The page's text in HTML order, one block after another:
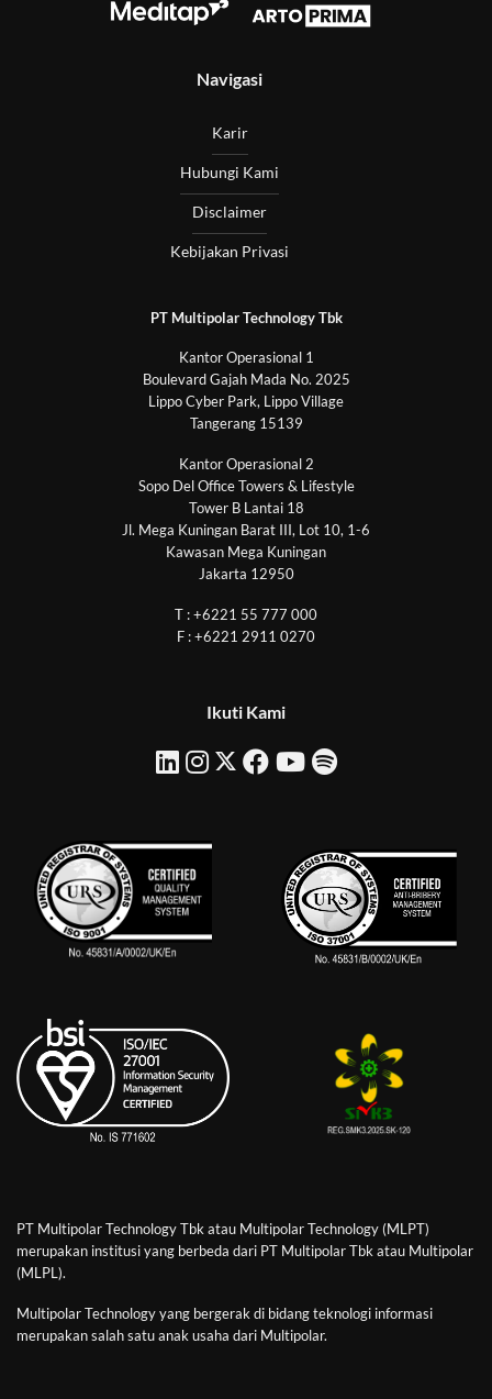
Navigasi
Karir
Hubungi Kami
Disclaimer
Kebijakan Privasi
PT Multipolar Technology Tbk
Kantor Operasional 1
Boulevard Gajah Mada No. 2025
Lippo Cyber Park, Lippo Village
Tangerang 15139
Kantor Operasional 2
Sopo Del Office Towers & Lifestyle
Tower B Lantai 18
Jl. Mega Kuningan Barat III, Lot 10, 1-6
Kawasan Mega Kuningan
Jakarta 12950
T : +6221 55 777 000
F : +6221 2911 0270
Ikuti Kami
PT Multipolar Technology Tbk atau Multipolar Technology (MLPT)
merupakan institusi yang berbeda dari PT Multipolar Tbk atau Multipolar
(MLPL).
Multipolar Technology yang bergerak di bidang teknologi informasi
merupakan salah satu anak usaha dari Multipolar.